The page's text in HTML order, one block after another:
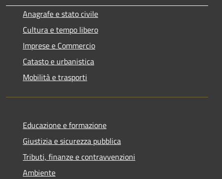
Anagrafe e stato civile
Cultura e tempo libero
Imprese e Commercio
Catasto e urbanistica
Mobilità e trasporti
Educazione e formazione
Giustizia e sicurezza pubblica
Tributi, finanze e contravvenzioni
Ambiente